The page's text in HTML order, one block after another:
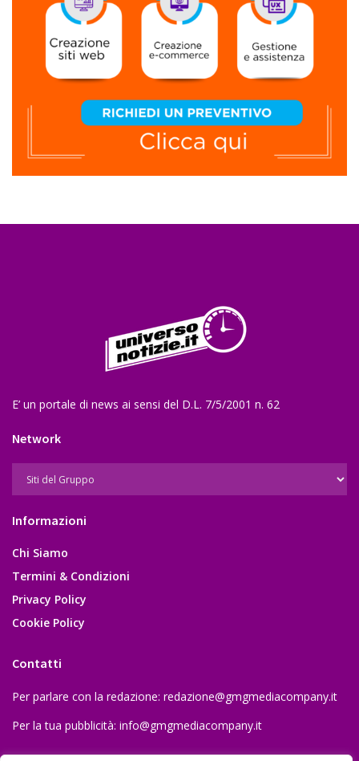
E’ un portale di news ai sensi del D.L. 7/5/2001 n. 62
Network
Informazioni
Chi Siamo
Termini & Condizioni
Privacy Policy
Cookie Policy
Contatti
Per parlare con la redazione: redazione@gmgmediacompany.it
Per la tua pubblicità: info@gmgmediacompany.it